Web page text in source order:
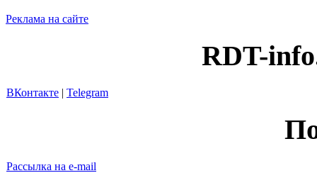
Реклама на сайте
RDT-
ВКонтакте | Telegram
Рассылка на e-mail